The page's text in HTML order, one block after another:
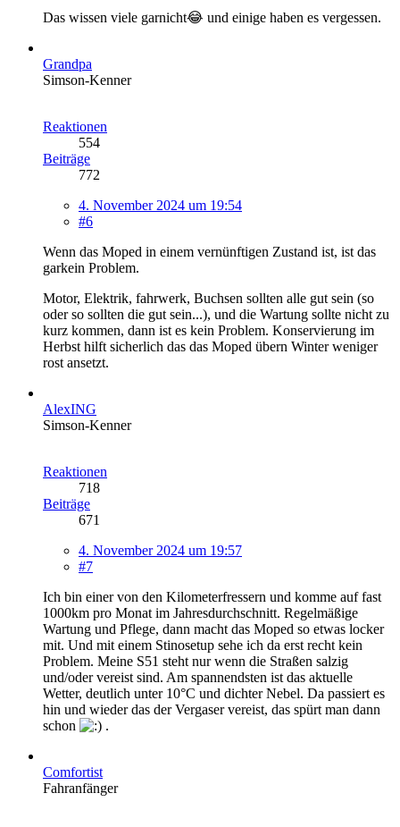
Das wissen viele garnicht😂 und einige haben es vergessen.
Grandpa
Simson-Kenner
Reaktionen
554
Beiträge
772
4. November 2024 um 19:54
#6
Wenn das Moped in einem vernünftigen Zustand ist, ist das
garkein Problem.
Motor, Elektrik, fahrwerk, Buchsen sollten alle gut sein (so
oder so sollten die gut sein...), und die Wartung sollte nicht zu
kurz kommen, dann ist es kein Problem. Konservierung im
Herbst hilft sicherlich das das Moped übern Winter weniger
rost ansetzt.
AlexING
Simson-Kenner
Reaktionen
718
Beiträge
671
4. November 2024 um 19:57
#7
Ich bin einer von den Kilometerfressern und komme auf fast
1000km pro Monat im Jahresdurchschnitt. Regelmäßige
Wartung und Pflege, dann macht das Moped so etwas locker
mit. Und mit einem Stinosetup sehe ich da erst recht kein
Problem. Meine S51 steht nur wenn die Straßen salzig
und/oder vereist sind. Am spannendsten ist das aktuelle
Wetter, deutlich unter 10°C und dichter Nebel. Da passiert es
hin und wieder das der Vergaser vereist, das spürt man dann
schon
.
Comfortist
Fahranfänger